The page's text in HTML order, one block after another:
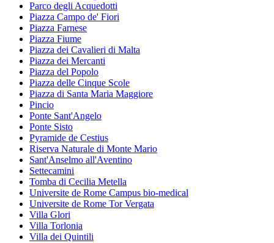
Parco degli Acquedotti
Piazza Campo de' Fiori
Piazza Farnese
Piazza Fiume
Piazza dei Cavalieri di Malta
Piazza dei Mercanti
Piazza del Popolo
Piazza delle Cinque Scole
Piazza di Santa Maria Maggiore
Pincio
Ponte Sant'Angelo
Ponte Sisto
Pyramide de Cestius
Riserva Naturale di Monte Mario
Sant'Anselmo all'Aventino
Settecamini
Tomba di Cecilia Metella
Universite de Rome Campus bio-medical
Universite de Rome Tor Vergata
Villa Glori
Villa Torlonia
Villa dei Quintili